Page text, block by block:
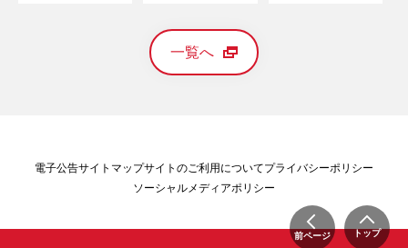
前ページ トップ
一覧へ
電子公告サイトマップサイトのご利用についてプライバシーポリシー
ソーシャルメディアポリシー